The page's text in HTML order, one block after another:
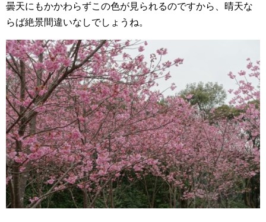
曇天にもかかわらずこの色が見られるのですから、晴天な
らば絶景間違いなしでしょうね。